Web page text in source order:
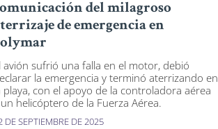
del milagroso
de emergencia en
avión sufrió una falla en el motor, debió
la emergencia y terminó aterrizando en
playa, con el apoyo de la controladora aérea
helicóptero de la Fuerza Aérea.
DE SEPTIEMBRE DE 2025